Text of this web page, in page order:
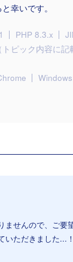
幸いです。
PHP 8.3.x
ピック内容に記
ませんので、ご要
いただきました...！